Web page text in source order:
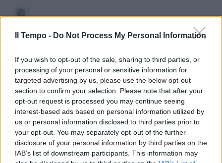
Il Tempo - Do Not Process My Personal Information
If you wish to opt-out of the sale, sharing to third parties, or
processing of your personal or sensitive information for
targeted advertising by us, please use the below opt-out
section to confirm your selection. Please note that after your
opt-out request is processed you may continue seeing
interest-based ads based on personal information utilized by
us or personal information disclosed to third parties prior to
your opt-out. You may separately opt-out of the further
disclosure of your personal information by third parties on the
IAB’s list of downstream participants. This information may